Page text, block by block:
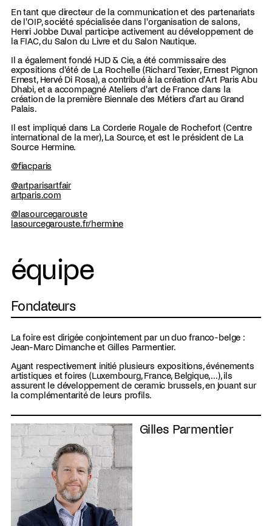
En tant que directeur de la communication et des partenariats
de l'OIP, société spécialisée dans l'organisation de salons,
Henri Jobbe Duval participe activement au développement de
la FIAC, du Salon du Livre et du Salon Nautique.
Il a également fondé HJD & Cie, a été commissaire des
expositions d'été de La Rochelle (Richard Texier, Ernest Pignon
Ernest, Hervé Di Rosa), a contribué à la création d'Art Paris Abu
Dhabi, et a accompagné Ateliers d'art de France dans la
création de la première Biennale des Métiers d'art au Grand
Palais.
Il est impliqué dans La Corderie Royale de Rochefort (Centre
international de la mer), La Source, et est le président de La
Source Hermine.
@fiacparis
@artparisartfair
artparis.com
@lasourcegarouste
lasourcegarouste.fr/hermine
équipe
Fondateurs
La foire est dirigée conjointement par un duo franco-belge :
Jean-Marc Dimanche et Gilles Parmentier.
Ayant respectivement initié plusieurs expositions, événements
artistiques et foires (Luxembourg, France, Belgique,...), ils
assurent le développement de ceramic brussels, en jouant sur
la complémentarité de leurs profils.
Gilles Parmentier